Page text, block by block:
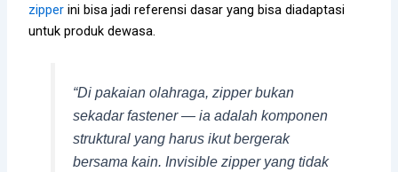
zipper ini bisa jadi referensi dasar yang bisa diadaptasi
untuk produk dewasa.
“Di pakaian olahraga, zipper bukan
sekadar fastener — ia adalah komponen
struktural yang harus ikut bergerak
bersama kain. Invisible zipper yang tidak